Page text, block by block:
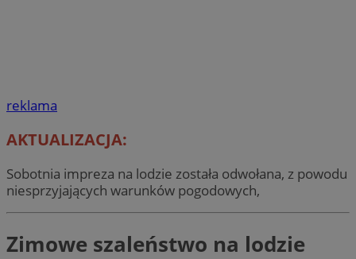
reklama
AKTUALIZACJA:
Sobotnia impreza na lodzie została odwołana, z powodu
niesprzyjających warunków pogodowych,
Zimowe szaleństwo na lodzie